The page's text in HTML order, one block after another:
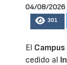
04/08/2026
301
El
cedido al